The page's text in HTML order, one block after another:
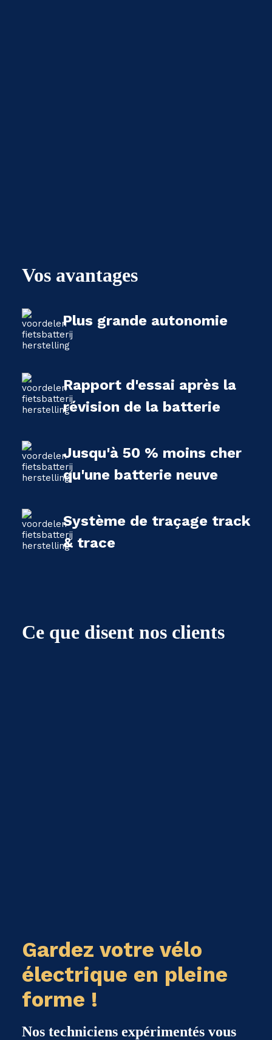
Vos avantages
Plus grande autonomie
Rapport d'essai après la
révision de la batterie
Jusqu'à 50 % moins cher
qu'une batterie neuve
Système de traçage track
& trace
Ce que disent nos clients
Gardez votre vélo
électrique en pleine
forme !
Nos techniciens expérimentés vous